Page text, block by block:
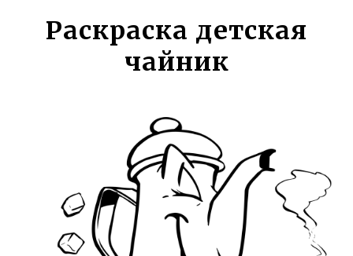
Раскраска детская
чайник